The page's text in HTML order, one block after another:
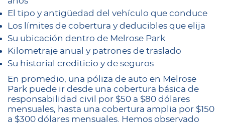
El tipo y antigüedad del vehículo que conduce
Los límites de cobertura y deducibles que elija
Su ubicación dentro de Melrose Park
Kilometraje anual y patrones de traslado
Su historial crediticio y de seguros
En promedio, una póliza de auto en Melrose
Park puede ir desde una cobertura básica de
responsabilidad civil por $50 a $80 dólares
mensuales, hasta una cobertura amplia por $150
a $300 dólares mensuales. Hemos observado